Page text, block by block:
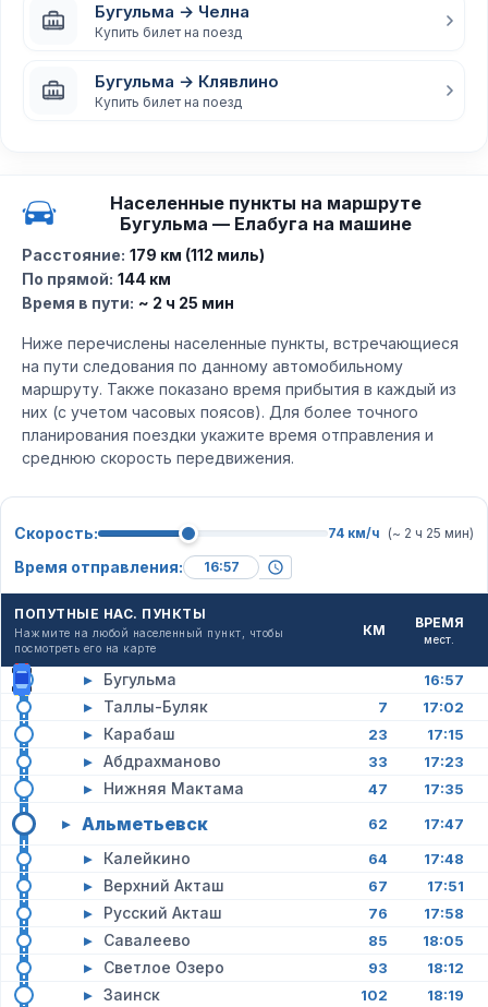
Бугульма → Челна
Купить билет на поезд
Бугульма → Клявлино
Купить билет на поезд
Населенные пункты на маршруте
Бугульма — Елабуга на машине
Расстояние: 179 км (112 миль)
По прямой: 144 км
Время в пути: ~ 2 ч 25 мин
Ниже перечислены населенные пункты, встречающиеся
на пути следования по данному автомобильному
маршруту. Также показано время прибытия в каждый из
них (с учетом часовых поясов). Для более точного
планирования поездки укажите время отправления и
среднюю скорость передвижения.
Скорость: 74 км/ч (~ 2 ч 25 мин)
Время отправления:
ПОПУТНЫЕ НАС. ПУНКТЫ
Нажмите на любой населенный пункт, чтобы
посмотреть его на карте
КМ ВРЕМЯ
мест.
▸ Бугульма 16:57
▸ Таллы-Буляк 7 17:02
▸ Карабаш 23 17:15
▸ Абдрахманово 33 17:23
▸ Нижняя Мактама 47 17:35
▸ Альметьевск 62 17:47
▸ Калейкино 64 17:48
▸ Верхний Акташ 67 17:51
▸ Русский Акташ 76 17:58
▸ Савалеево 85 18:05
▸ Светлое Озеро 93 18:12
▸ Заинск 102 18:19